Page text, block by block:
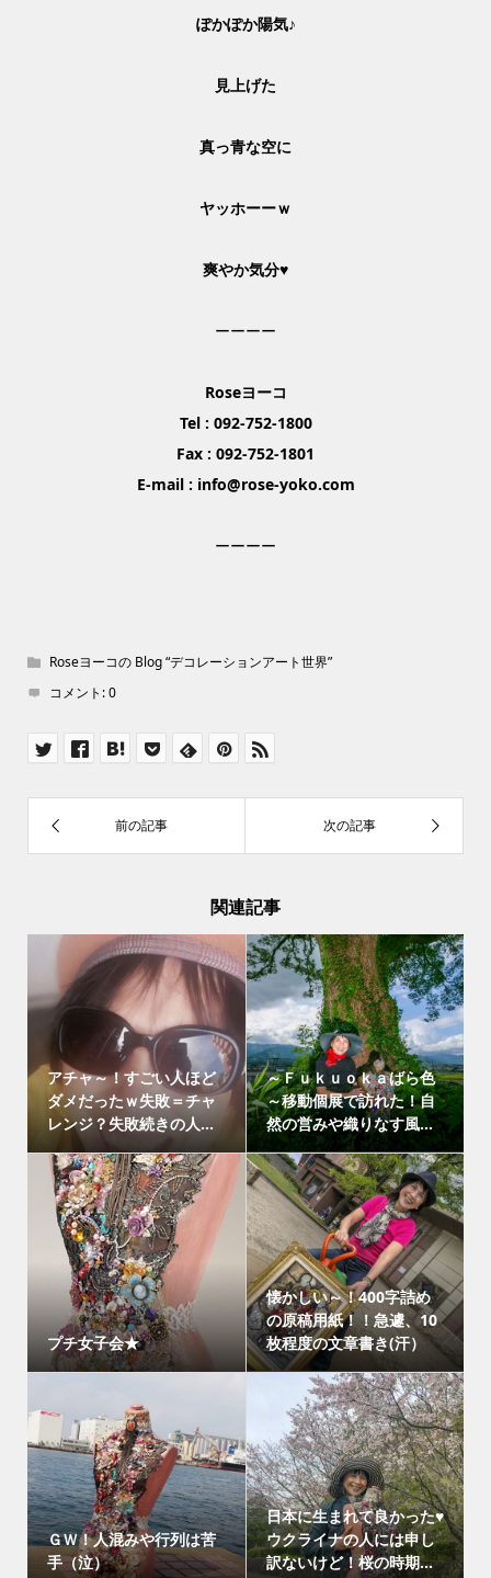
ぽかぽか陽気♪
見上げた
真っ青な空に
ヤッホーーｗ
爽やか気分♥
ーーーー
Roseヨーコ
Tel : 092-752-1800
Fax : 092-752-1801
E-mail : info@rose-yoko.com
ーーーー
Roseヨーコの Blog “デコレーションアート世界”
コメント:0
関連記事
アチャ～！すごい人ほど
ダメだったｗ失敗＝チャ
レンジ？失敗続きの人...
～Ｆｕｋｕｏｋａばら色
～移動個展で訪れた！自
然の営みや織りなす風...
プチ女子会★
懐かしい～！400字詰め
の原稿用紙！！急遽、10
枚程度の文章書き(汗）
ＧＷ！人混みや行列は苦
手（泣）
日本に生まれて良かった♥
ウクライナの人には申し
訳ないけど！桜の時期...